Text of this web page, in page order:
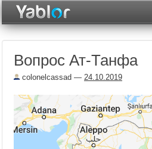
Неделя
Месяц
Рейтинги
Архив
Вопрос Ат-Танфа
colonelcassad — 24.10.2019